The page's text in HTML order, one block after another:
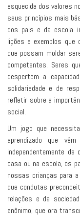
esquecida dos valores
seus princípios mais
dos pais e da escola
lições e exemplos que
que possam moldar
competentes. Seres
despertem a
solidariedade e de
refletir sobre a
social.
Um jogo que
aprendizado que
independentemente
casa ou na escola, os
nossas crianças para
que condutas
relações e da
anônimo, que ora